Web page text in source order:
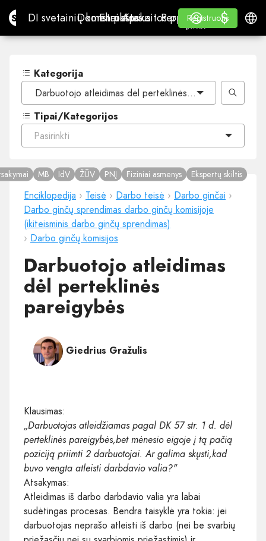
Site.proDI svetainių konstruktorius
DI svetainių konstruktorius
Domenai
DomenaiEl. paštas
El. paštasApskaitos programa
Apskaitos programa
Perpardavėjams
„WHITE LABEL“
Mokymasis
Mokymasis
Registruotis
Registruotis
Prisijungti
$
$
Kategorija
Darbuotojo atleidimas dėl perteklinės pareigybės
Tipai/Kategorijos
Pasirinkti
Enciklopedija › Teisė › Darbo teisė › Darbo ginčai ›
Darbo ginčų sprendimas darbo ginčų komisijoje
(ikiteisminis darbo ginčų sprendimas)
› Darbo ginčų komisijos
Darbuotojo atleidimas
dėl perteklinės
pareigybės
MB IdV ŽŪV PNĮ Fiziniai asmenys Ekspertų skiltis
Giedrius Gražulis
Klausimas:
„Darbuotojas atleidžiamas pagal DK 57 str. 1 d. dėl
perteklinės pareigybės,bet mėnesio eigoje į tą pačią
poziciją priimti 2 darbuotojai. Ar galima skųsti,kad
buvo vengta atleisti darbdavio valia?"
Atsakymas:
Atleidimas iš darbo darbdavio valia yra labai
sudėtingas procesas. Bendra taisyklė yra tokia: jei
darbuotojas neprašo atleisti iš darbo (nei be svarbių